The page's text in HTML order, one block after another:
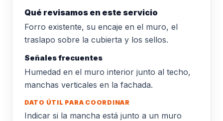
Qué revisamos en este servicio
Forro existente, su encaje en el muro, el
traslapo sobre la cubierta y los sellos.
Señales frecuentes
Humedad en el muro interior junto al techo,
manchas verticales en la fachada.
DATO ÚTIL PARA COORDINAR
Indicar si la mancha está junto a un muro